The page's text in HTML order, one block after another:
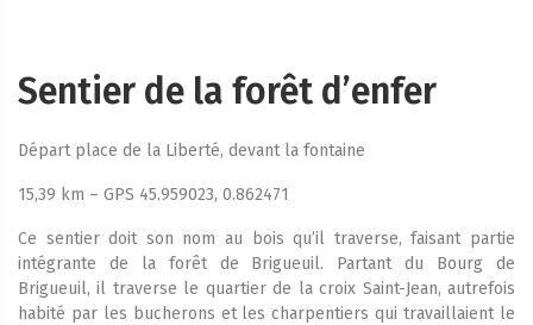
Sentier de la forêt d’enfer
Départ place de la Liberté, devant la fontaine
15,39 km – GPS 45.959023, 0.862471
Ce sentier doit son nom au bois qu’il traverse, faisant partie
intégrante de la forêt de Brigueuil. Partant du Bourg de
Brigueuil, il traverse le quartier de la croix Saint-Jean, autrefois
habité par les bucherons et les charpentiers qui travaillaient le